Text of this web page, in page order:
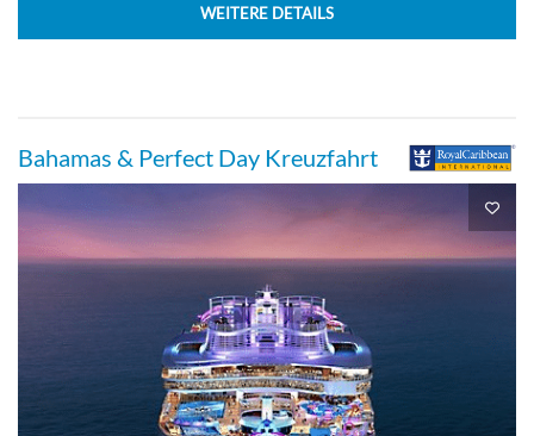
WEITERE DETAILS
Bahamas & Perfect Day Kreuzfahrt